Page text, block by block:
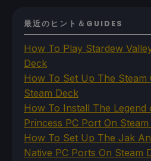
最近のヒント＆GUIDES
How To Play Stardew
Deck
How To Set Up The
Steam Deck
How To Install The Legend
Princess PC Port On
How To Set Up The Jak
Native PC Ports On Steam